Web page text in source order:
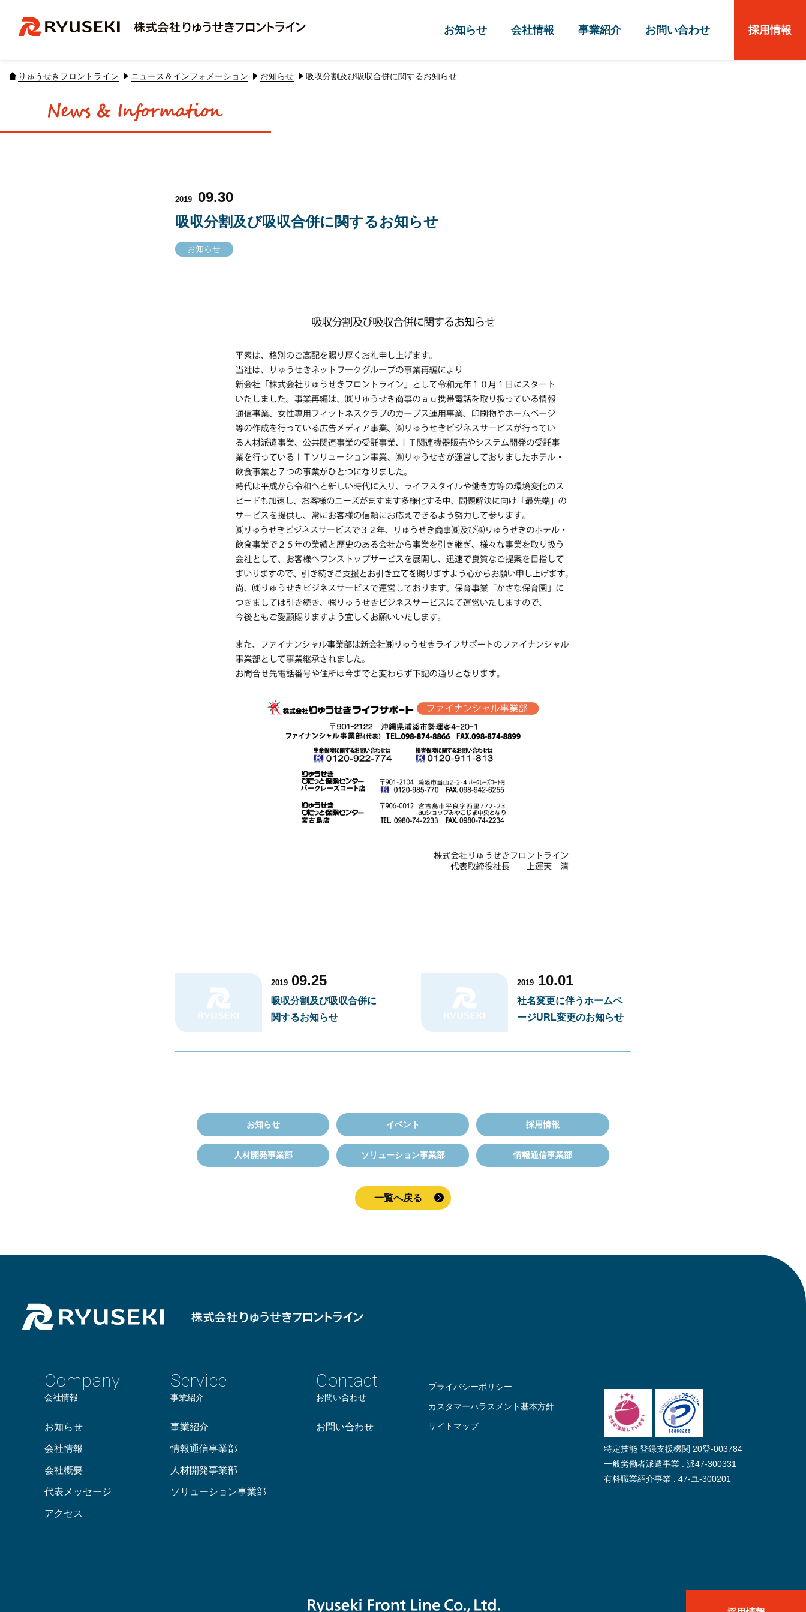
お知らせ 会社情報 事業紹介 お問い合わせ 採用情報
りゅうせきフロントライン ニュース＆インフォメーション お知らせ 吸収分割及び吸収合併に関するお知らせ
2019
09.30
吸収分割及び吸収合併に関するお知らせ
お知らせ
2019 09.25
吸収分割及び吸収合併に
関するお知らせ
2019 10.01
社名変更に伴うホームペ
ージURL変更のお知らせ
お知らせ イベント 採用情報
人材開発事業部 ソリューション事業部 情報通信事業部
一覧へ戻る
Company
会社情報
お知らせ
会社情報
会社概要
代表メッセージ
アクセス
Service
事業紹介
事業紹介
情報通信事業部
人材開発事業部
ソリューション事業部
Contact
お問い合わせ
お問い合わせ
プライバシーポリシー
カスタマーハラスメント基本方針
サイトマップ
特定技能 登録支援機関 20登-003784
一般労働者派遣事業 : 派47-300331
有料職業紹介事業 : 47-ユ-300201